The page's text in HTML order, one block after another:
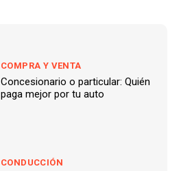
COMPRA Y VENTA
Concesionario o particular: Quién
paga mejor por tu auto
CONDUCCIÓN